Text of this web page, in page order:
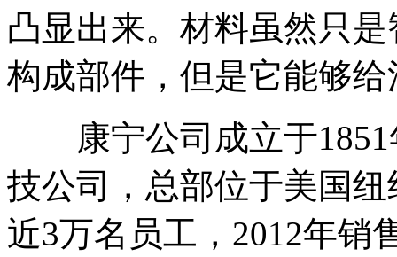
凸显出来。材料虽然只
构成部件，但是它能够
康宁公司成立于1851
技公司，总部位于美国
近3万名员工，2012年销